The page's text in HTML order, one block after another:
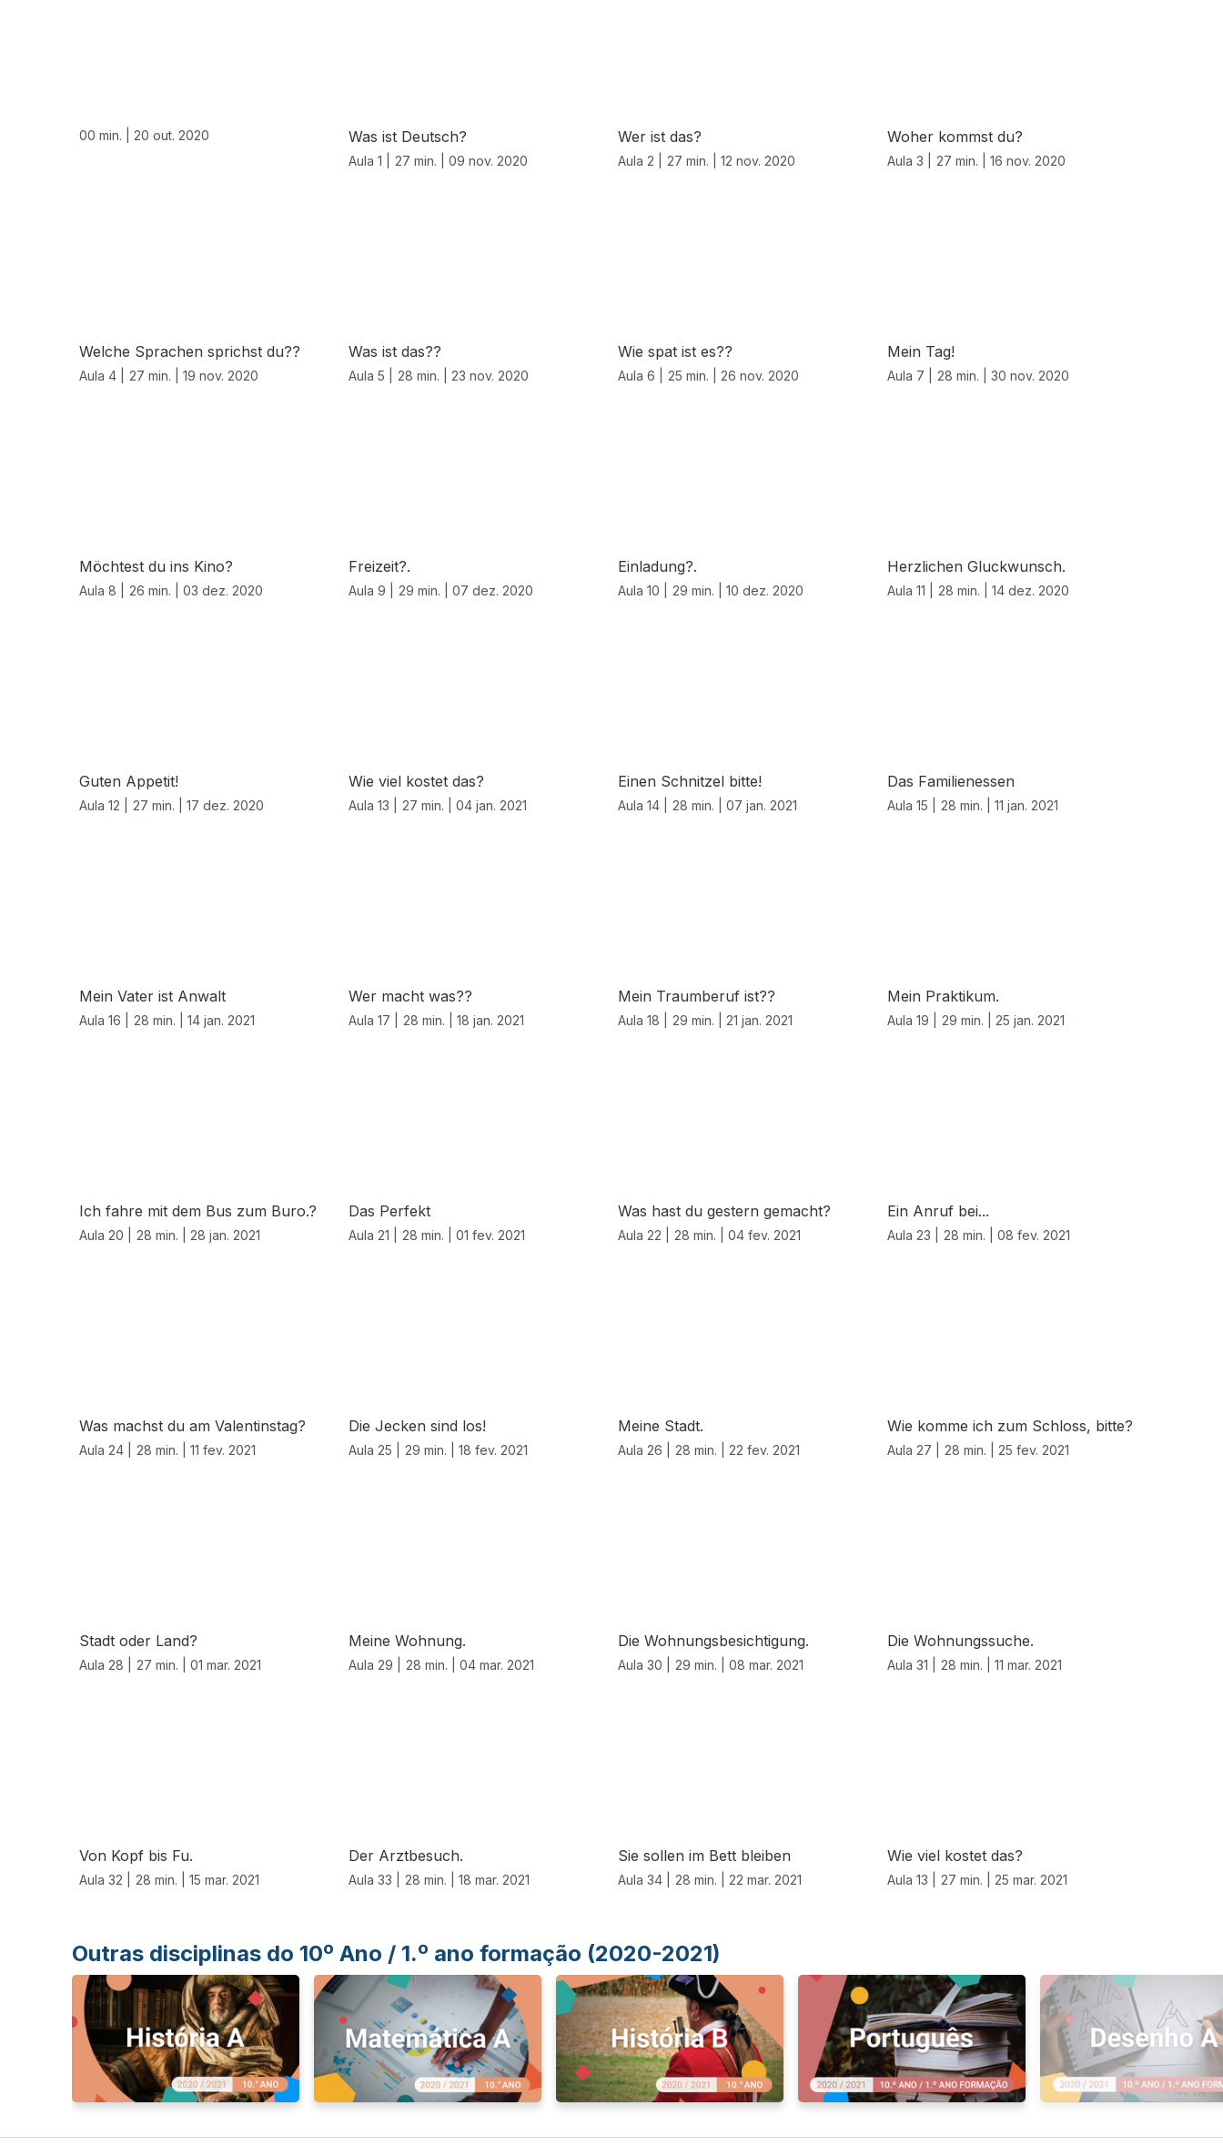
00 min. | 20 out. 2020 Was ist Deutsch?
Aula 1 | 27 min. | 09 nov. 2020
Wer ist das?
Aula 2 | 27 min. | 12 nov. 2020
Woher kommst du?
Aula 3 | 27 min. | 16 nov. 2020
Welche Sprachen sprichst du??
Aula 4 | 27 min. | 19 nov. 2020
Was ist das??
Aula 5 | 28 min. | 23 nov. 2020
Wie spat ist es??
Aula 6 | 25 min. | 26 nov. 2020
Mein Tag!
Aula 7 | 28 min. | 30 nov. 2020
Möchtest du ins Kino?
Aula 8 | 26 min. | 03 dez. 2020
Freizeit?.
Aula 9 | 29 min. | 07 dez. 2020
Einladung?.
Aula 10 | 29 min. | 10 dez. 2020
Herzlichen Gluckwunsch.
Aula 11 | 28 min. | 14 dez. 2020
Guten Appetit!
Aula 12 | 27 min. | 17 dez. 2020
Wie viel kostet das?
Aula 13 | 27 min. | 04 jan. 2021
Einen Schnitzel bitte!
Aula 14 | 28 min. | 07 jan. 2021
Das Familienessen
Aula 15 | 28 min. | 11 jan. 2021
Mein Vater ist Anwalt
Aula 16 | 28 min. | 14 jan. 2021
Wer macht was??
Aula 17 | 28 min. | 18 jan. 2021
Mein Traumberuf ist??
Aula 18 | 29 min. | 21 jan. 2021
Mein Praktikum.
Aula 19 | 29 min. | 25 jan. 2021
Ich fahre mit dem Bus zum Buro.?
Aula 20 | 28 min. | 28 jan. 2021
Das Perfekt
Aula 21 | 28 min. | 01 fev. 2021
Was hast du gestern gemacht?
Aula 22 | 28 min. | 04 fev. 2021
Ein Anruf bei...
Aula 23 | 28 min. | 08 fev. 2021
Was machst du am Valentinstag?
Aula 24 | 28 min. | 11 fev. 2021
Die Jecken sind los!
Aula 25 | 29 min. | 18 fev. 2021
Meine Stadt.
Aula 26 | 28 min. | 22 fev. 2021
Wie komme ich zum Schloss, bitte?
Aula 27 | 28 min. | 25 fev. 2021
Stadt oder Land?
Aula 28 | 27 min. | 01 mar. 2021
Meine Wohnung.
Aula 29 | 28 min. | 04 mar. 2021
Die Wohnungsbesichtigung.
Aula 30 | 29 min. | 08 mar. 2021
Die Wohnungssuche.
Aula 31 | 28 min. | 11 mar. 2021
Von Kopf bis Fu.
Aula 32 | 28 min. | 15 mar. 2021
Der Arztbesuch.
Aula 33 | 28 min. | 18 mar. 2021
Sie sollen im Bett bleiben
Aula 34 | 28 min. | 22 mar. 2021
Wie viel kostet das?
Aula 13 | 27 min. | 25 mar. 2021
Outras disciplinas do 10º Ano / 1.º ano formação (2020-2021)